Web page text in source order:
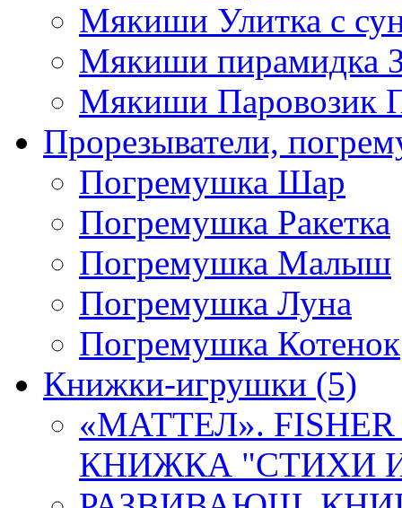
Мякиши Улитка с
Мякиши пирамидка
Мякиши Паровозик
Прорезыватели,
Погремушка Шар
Погремушка Ракетка
Погремушка Малыш
Погремушка Луна
Погремушка Котенок
Книжки-игрушки (5)
«МАТТЕЛ».
КНИЖКА "СТИХИ И